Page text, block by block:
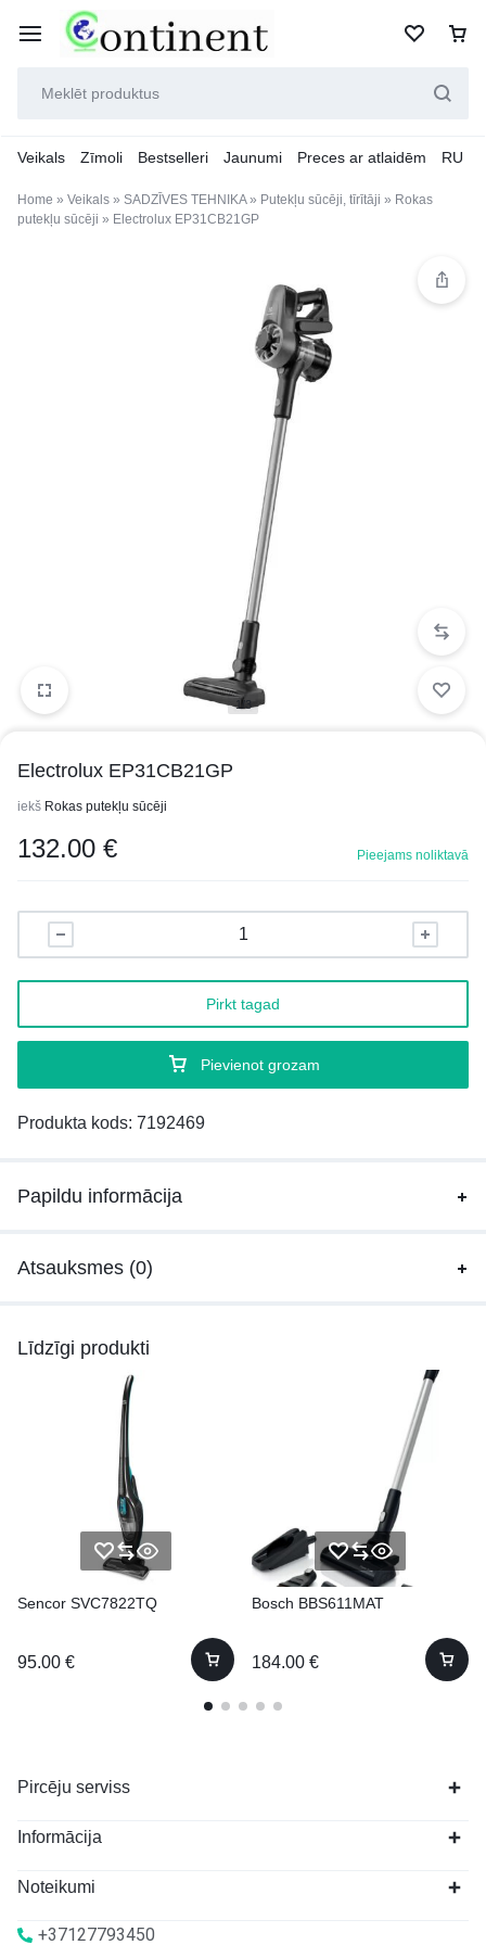
Veikals Zīmoli Bestselleri Jaunumi Preces ar atlaidēm RU
Home » Veikals » SADZĪVES TEHNIKA» Putekļu sūcēji, tīrītāji » Rokas
putekļu sūcēji » Electrolux EP31CB21GP
1/3
Electrolux EP31CB21GP
iekš Rokas putekļu sūcēji
132.00 € Pieejams noliktavā
Pievienot grozam
Pirkt tagad
Produkta kods: 7192469
Papildu informācija
Atsauksmes (0)
Līdzīgi produkti
Sencor SVC7822TQ
95.00 €
Bosch BBS611MAT
184.00 €
Pircēju serviss
Informācija
Noteikumi
+37127793450